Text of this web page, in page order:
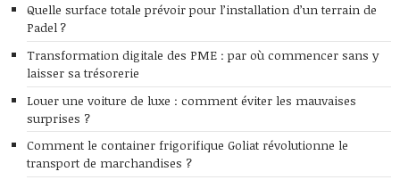
Quelle surface totale prévoir pour l’installation d’un terrain de
Padel ?
Transformation digitale des PME : par où commencer sans y
laisser sa trésorerie
Louer une voiture de luxe : comment éviter les mauvaises
surprises ?
Comment le container frigorifique Goliat révolutionne le
transport de marchandises ?